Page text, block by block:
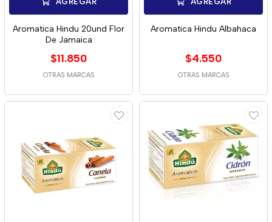
Aromatica Hindu 20und Flor
De Jamaica
$11.850
OTRAS MARCAS
Aromatica Hindu Albahaca
$4.550
OTRAS MARCAS